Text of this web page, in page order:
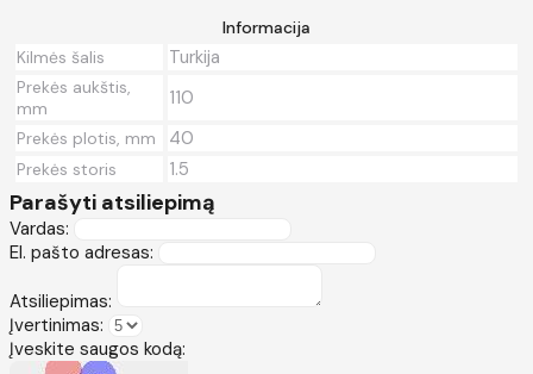
Informacija
Kilmės šalis
Turkija
Prekės aukštis,
mm
110
Prekės plotis, mm 40
Prekės storis 1.5
Parašyti atsiliepimą
Vardas:
El. pašto adresas:
Atsiliepimas:
Įvertinimas:
Įveskite saugos kodą: